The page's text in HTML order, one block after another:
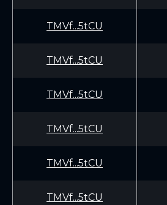
TMVf...5tCU
TMVf...5tCU
TMVf...5tCU
TMVf...5tCU
TMVf...5tCU
TMVf...5tCU